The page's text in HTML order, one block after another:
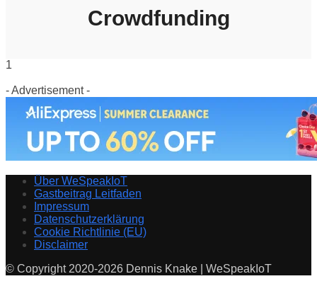
Crowdfunding
1
- Advertisement -
Über WeSpeakIoT
Gastbeitrag Leitfaden
Impressum
Datenschutzerklärung
Cookie Richtlinie (EU)
Disclaimer
© Copyright 2020-2026 Dennis Knake | WeSpeakIoT